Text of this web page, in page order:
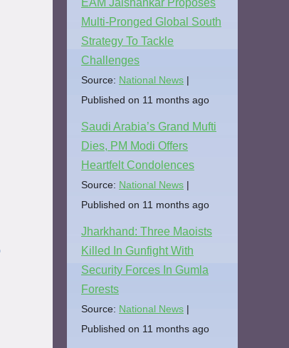
Multi-Pronged Global South
Strategy To Tackle
Challenges
Source: National News
Published on 11 months ago
Saudi Arabia’s Grand Mufti
Dies, PM Modi Offers
Heartfelt Condolences
Source: National News
Published on 11 months ago
Jharkhand: Three Maoists
Killed In Gunfight With
Security Forces In Gumla
Forests
Source: National News
Published on 11 months ago